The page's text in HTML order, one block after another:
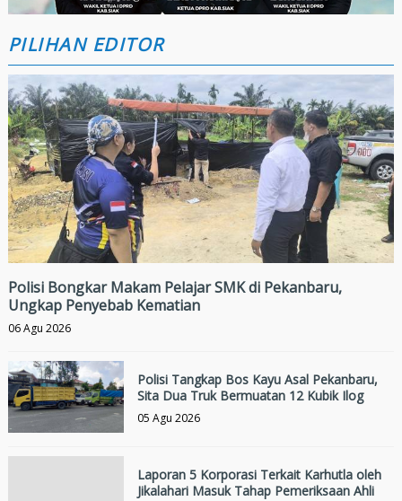
PILIHAN EDITOR
Polisi Bongkar Makam Pelajar SMK di Pekanbaru,
Ungkap Penyebab Kematian
06 Agu 2026
Polisi Tangkap Bos Kayu Asal Pekanbaru,
Sita Dua Truk Bermuatan 12 Kubik Ilog
05 Agu 2026
Laporan 5 Korporasi Terkait Karhutla oleh
Jikalahari Masuk Tahap Pemeriksaan Ahli